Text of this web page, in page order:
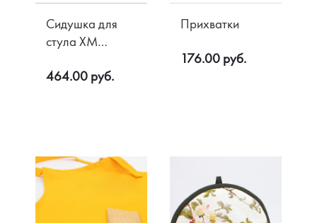
Оплата
Возврат
Сидушка для
стула ХМ
464.00 руб.
Прихватки
176.00 руб.